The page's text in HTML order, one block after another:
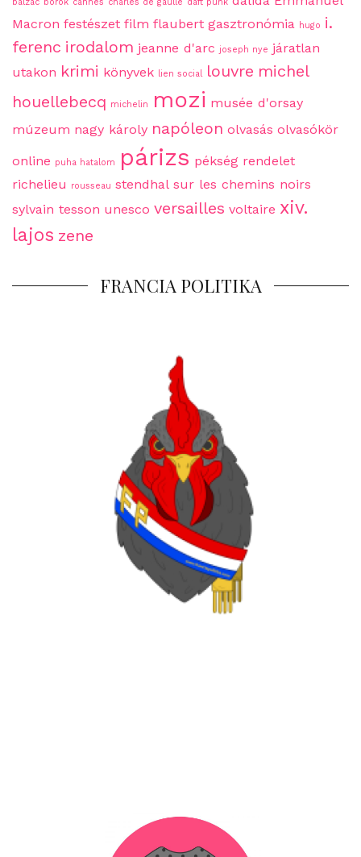
balzac borok cannes charles de gaulle daft punk
Macron festészet film flaubert gasztronómia hugo i.
ferenc irodalom jeanne d'arc joseph nye járatlan
utakon krimi könyvek lien social louvre michel
houellebecq michelin mozi musée d'orsay
múzeum nagy károly napóleon olvasás olvasókör
online puha hatalom párizs pékség rendelet
richelieu
rousseau stendhal sur les chemins noirs
sylvain tesson unesco versailles voltaire xiv.
lajos zene
FRANCIA POLITIKA